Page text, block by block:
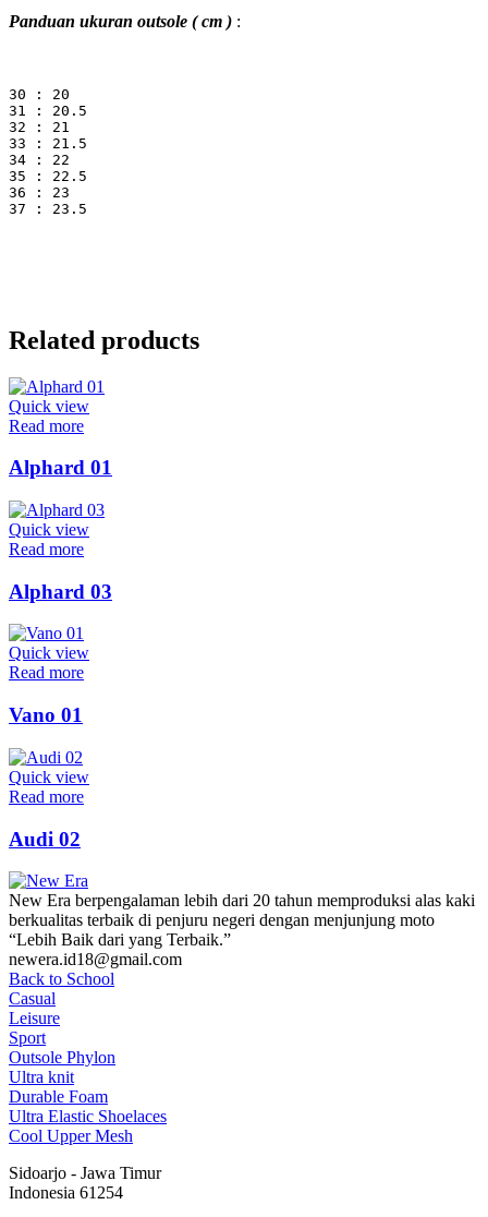
Panduan ukuran outsole ( cm ) :
30 : 20
31 : 20.5
32 : 21
33 : 21.5
34 : 22
35 : 22.5
36 : 23
37 : 23.5
Related products
Quick view
Read more
Alphard 01
Quick view
Read more
Alphard 03
Quick view
Read more
Vano 01
Quick view
Read more
Audi 02
New Era berpengalaman lebih dari 20 tahun memproduksi alas kaki
berkualitas terbaik di penjuru negeri dengan menjunjung moto
“Lebih Baik dari yang Terbaik.”
newera.id18@gmail.com
Back to School
Casual
Leisure
Sport
Outsole Phylon
Ultra knit
Durable Foam
Ultra Elastic Shoelaces
Cool Upper Mesh
Sidoarjo - Jawa Timur
Indonesia 61254